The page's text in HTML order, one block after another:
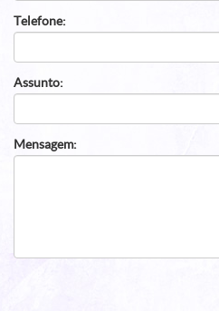
Telefone:
Assunto:
Mensagem: